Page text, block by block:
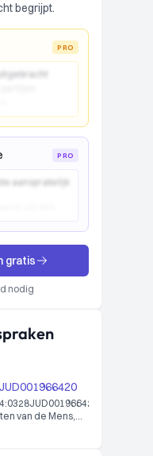
begrijpt.
PRO
PRO
aansprakelijk
gratis
nodig
van de Mens,